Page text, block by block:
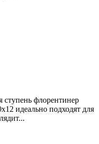
ступень флорентинер
идеально подходят для